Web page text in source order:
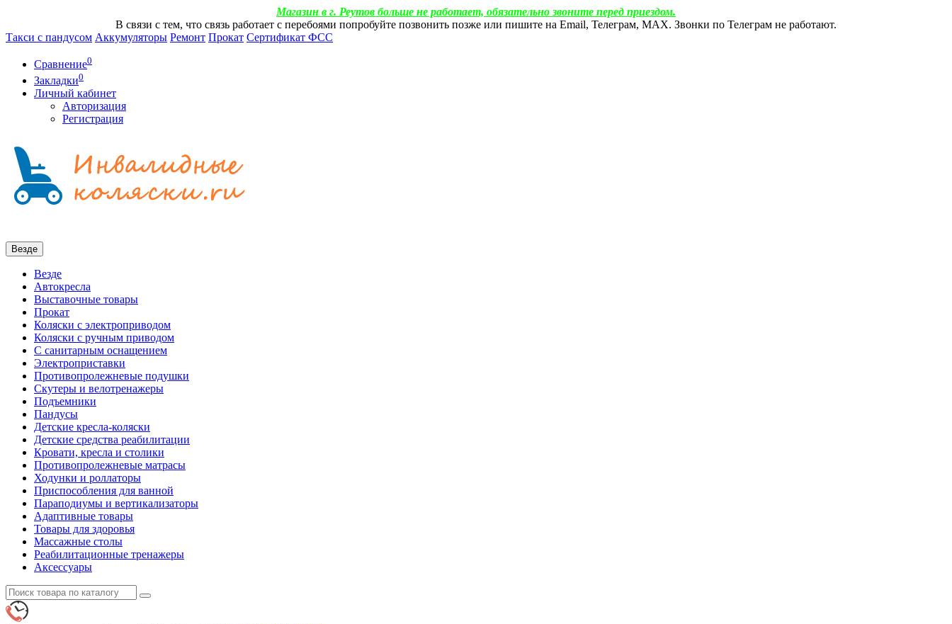
Магазин в г. Реутов больше не работает, обязательно звоните перед приездом.
В связи с тем, что связь работает с перебоями попробуйте позвонить позже или пишите на Email, Телеграм, МАХ. Звонки по Телеграм не работают.
Такси с пандусом Аккумуляторы Ремонт Прокат Сертификат ФСС
Сравнение0
Закладки0
Личный кабинет
Авторизация
Регистрация
Везде
Везде
Автокресла
Выставочные товары
Прокат
Коляски с электроприводом
Коляски с ручным приводом
С санитарным оснащением
Электроприставки
Противопролежневые подушки
Скутеры и велотренажеры
Подъемники
Пандусы
Детские кресла-коляски
Детские средства реабилитации
Кровати, кресла и столики
Противопролежневые матрасы
Ходунки и роллаторы
Приспособления для ванной
Параподиумы и вертикализаторы
Адаптивные товары
Товары для здоровья
Массажные столы
Реабилитационные тренажеры
Аксессуары